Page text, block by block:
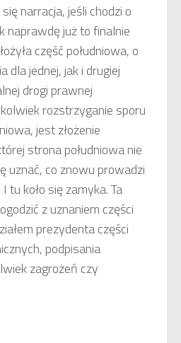
narracja, jeśli chodzi o
naprawdę już to finalnie
część południowa, o
dla jednej, jak i drugiej
drogi prawnej
rozstrzyganie sporu
jest złożenie
strona południowa nie
uznać, co znowu prowadzi
tu koło się zamyka. Ta
z uznaniem części
prezydenta części
podpisania
zagrożeń czy